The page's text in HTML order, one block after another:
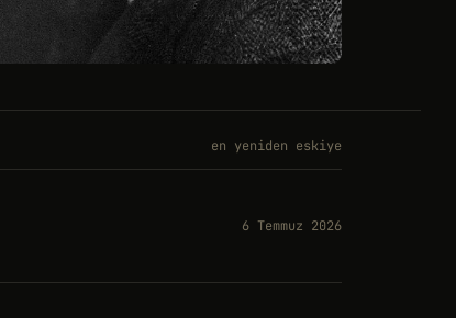
en yeniden eskiye
6 Temmuz 2026